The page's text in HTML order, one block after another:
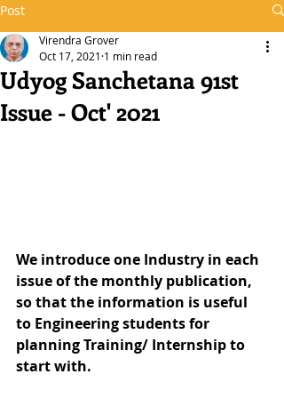
Post
Udyog Sanchetana 91st
Issue - Oct' 2021
Virendra Grover
Oct 17, 2021 1 min read
We introduce one Industry in each
issue of the monthly publication,
so that the information is useful
to Engineering students for
planning Training/ Internship to
start with.